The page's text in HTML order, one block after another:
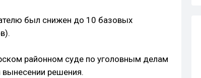
был снижен до 10 базовых
районном суде по уголовным делам
решения.